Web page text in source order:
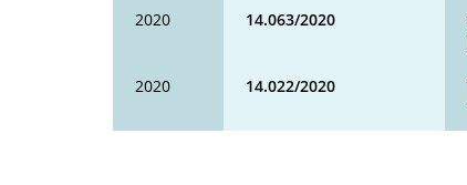
2020 14.063/2020
2020 14.022/2020